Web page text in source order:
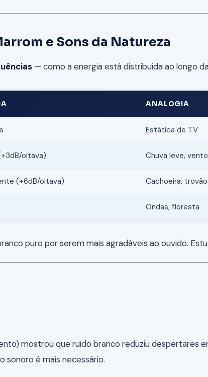
e Sons da Natureza
— como a energia está distribuída ao longo
ANALOGIA
Estática de TV
oitava) Chuva leve, vento
(+6dB/oitava) Cachoeira,
Ondas, floresta
puro por serem mais agradáveis ao ouvido.
mostrou que ruído branco reduziu despertares
é mais necessário.